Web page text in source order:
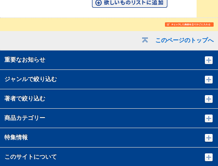
このページのトップへ
重要なお知らせ
ジャンルで絞り込む
著者で絞り込む
商品カテゴリー
特集情報
このサイトについて